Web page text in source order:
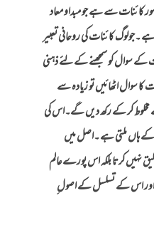
کائنات سے ہے جو مبداو معاد
کائنات کی روحانی تعبیر
کے سوال کو سمجھنے کے لئے ذہنی
کا سوال اٹھائیں تو زیادہ سے
کر کے رکھ دیں گے۔اس کی
ہاں ملتی ہے ۔اصل میں
نہیں کرتا بلکہ اس پورے عالم
اور اس کے تسلسل کے اصول